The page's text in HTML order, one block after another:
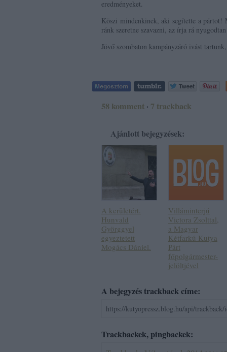
eredményeket.
Köszi mindenkinek, aki segítette a
ránk szeretne szavazni, az írja rá
Jövő szombaton kampányzáró ivást
58 komment · 7 trackback
Ajánlott bejegyzések:
A kerületért.
Hunvald
Györggyel
egyeztetett
Mogács Dániel.
Villáminterjú
Victora Zsolttal,
a Magyar
Kétfarkú Kutya
Párt
főpolgármester-
jelöltjével
A bejegyzés trackback címe:
https://kutyopressz.blog.hu/api/trackback/
Trackbackek, pingbackek: